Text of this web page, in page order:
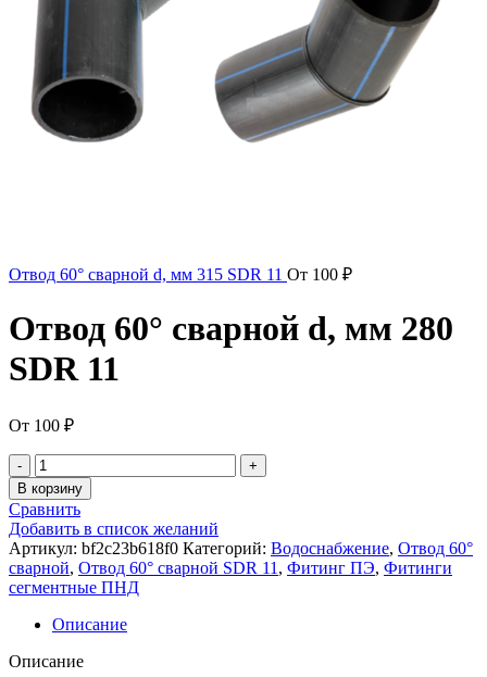
Отвод 60° сварной d, мм 315 SDR 11 От 100 ₽
Отвод 60° сварной d, мм 280
SDR 11
От 100 ₽
В корзину
Сравнить
Добавить в список желаний
Артикул: bf2c23b618f0 Категорий: Водоснабжение, Отвод 60°
сварной, Отвод 60° сварной SDR 11 , Фитинг ПЭ, Фитинги
сегментные ПНД
Описание
Описание